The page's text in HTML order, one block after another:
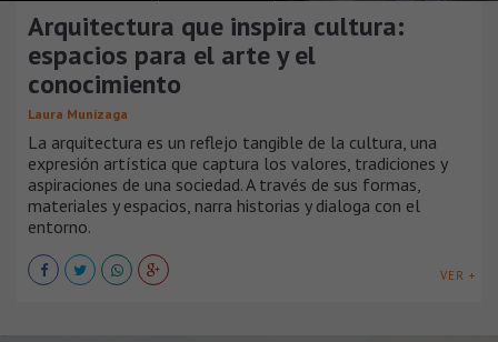
Arquitectura que inspira cultura:
espacios para el arte y el
conocimiento
Laura Munizaga
La arquitectura es un reflejo tangible de la cultura, una
expresión artística que captura los valores, tradiciones y
aspiraciones de una sociedad. A través de sus formas,
materiales y espacios, narra historias y dialoga con el
entorno.
VER +